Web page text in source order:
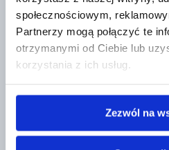
społecznościowym,
Partnerzy mogą połączyć te
otrzymanymi od Ciebie lub
korzystania z ich usług.
Zezwól na
Przygotowanie
pism i
wniosków
Specjalista
niezbędne